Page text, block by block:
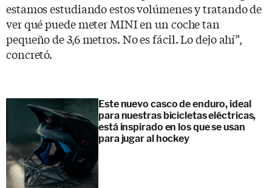
estamos estudiando estos volúmenes y tratando de
ver qué puede meter MINI en un coche tan
pequeño de 3,6 metros. No es fácil. Lo dejo ahí”,
concretó.
Este nuevo casco de enduro, ideal
para nuestras bicicletas eléctricas,
está inspirado en los que se usan
para jugar al hockey